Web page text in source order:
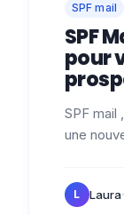
SPF mail
SPF
pour
SPF mail
une
L Laura·